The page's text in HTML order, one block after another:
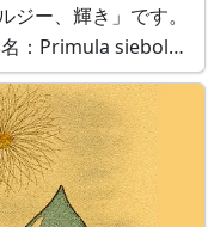
ー、輝き」です。
：Primula sieboldii
、サクラソウ科サク
葉は「初恋」、「純